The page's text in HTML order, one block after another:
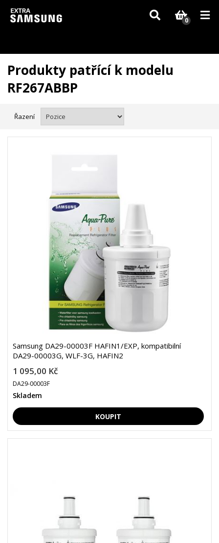
Vzhledem k aktuální situaci se může dodání dílů, které nejsou skladem,
zpozdit. Děkujeme za pochopení.
0
Produkty patřící k modelu
RF267ABBP
Řazení
Samsung DA29-00003F HAFIN1/EXP, kompatibilní
DA29-00003G, WLF-3G, HAFIN2
1 095,00 Kč
DA29-00003F
Skladem